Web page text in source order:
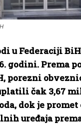
u Federaciji
godini. Prema
porezni
čak 3,67
dok je
uređaja